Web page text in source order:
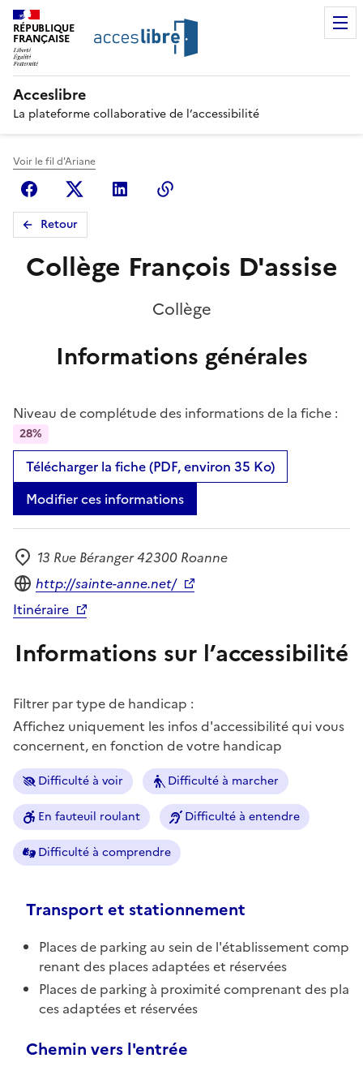
RÉPUBLIQUE
FRANÇAISE
Acceslibre
La plateforme collaborative de l’accessibilité
Voir le fil d'Ariane
FacebookX (anciennement Twitter)
Linkedin
Retour
Collège François D'assise
Collège
Informations générales
Niveau de complétude des informations de la fiche :
28%
Télécharger la fiche (PDF, environ 35 Ko)
Modifier ces informations
Adresse
13 Rue Béranger 42300 Roanne
Site internet
http://sainte-anne.net/
Itinéraire
Informations sur l’accessibilité
Filtrer par type de handicap :
Affichez uniquement les infos d'accessibilité qui vous
concernent, en fonction de votre handicap
Difficulté à voir Difficulté à marcher
En fauteuil roulant Difficulté à entendre
Difficulté à comprendre
Transport et stationnement
Places de parking au sein de l'établissement comp
renant des places adaptées et réservées
Places de parking à proximité comprenant des pla
ces adaptées et réservées
Chemin vers l'entrée